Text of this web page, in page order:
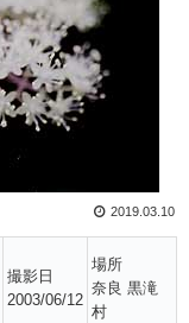
2019.03.10
撮影日
2003/06/12
場所
奈良 黒滝
村